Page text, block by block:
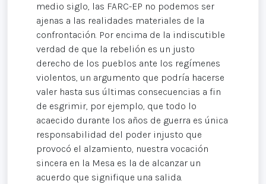
medio siglo, las FARC-EP no podemos ser
ajenas a las realidades materiales de la
confrontación. Por encima de la indiscutible
verdad de que la rebelión es un justo
derecho de los pueblos ante los regímenes
violentos, un argumento que podría hacerse
valer hasta sus últimas consecuencias a fin
de esgrimir, por ejemplo, que todo lo
acaecido durante los años de guerra es única
responsabilidad del poder injusto que
provocó el alzamiento, nuestra vocación
sincera en la Mesa es la de alcanzar un
acuerdo que signifique una salida.